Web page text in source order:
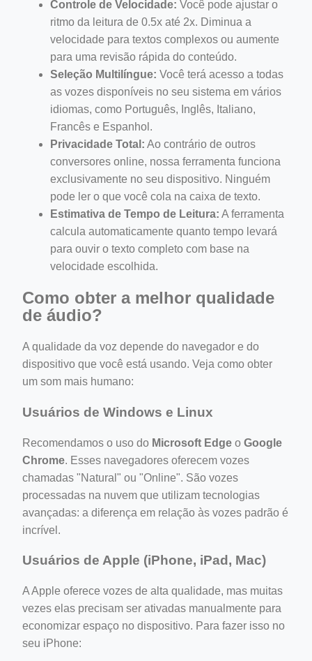
Controle de Velocidade: Você pode ajustar o
ritmo da leitura de 0.5x até 2x. Diminua a
velocidade para textos complexos ou aumente
para uma revisão rápida do conteúdo.
Seleção Multilíngue: Você terá acesso a todas
as vozes disponíveis no seu sistema em vários
idiomas, como Português, Inglês, Italiano,
Francês e Espanhol.
Privacidade Total: Ao contrário de outros
conversores online, nossa ferramenta funciona
exclusivamente no seu dispositivo. Ninguém
pode ler o que você cola na caixa de texto.
Estimativa de Tempo de Leitura: A ferramenta
calcula automaticamente quanto tempo levará
para ouvir o texto completo com base na
velocidade escolhida.
Como obter a melhor qualidade
de áudio?
A qualidade da voz depende do navegador e do
dispositivo que você está usando. Veja como obter
um som mais humano:
Usuários de Windows e Linux
Recomendamos o uso do Microsoft Edge o Google
Chrome. Esses navegadores oferecem vozes
chamadas "Natural" ou "Online". São vozes
processadas na nuvem que utilizam tecnologias
avançadas: a diferença em relação às vozes padrão é
incrível.
Usuários de Apple (iPhone, iPad, Mac)
A Apple oferece vozes de alta qualidade, mas muitas
vezes elas precisam ser ativadas manualmente para
economizar espaço no dispositivo. Para fazer isso no
seu iPhone: